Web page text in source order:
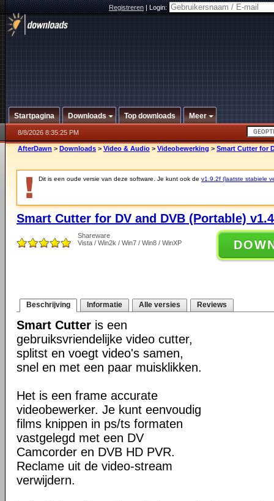
Registreren|Login:
Startpagina Downloads Top downloads Meer
8/8/2026 8:35:25 PM
AfterDawn > Downloads > Video & Audio > Videobewerking > Smart Cutter for
Dit is een oude versie van deze software. Je kunt ook de v1.9.2f (laatste stabiele
Smart Cutter for DV and DVB (Portable)
Shareware
Vista / Win2k / Win7 / Win8 / WinXP
Beschrijving Informatie Alle versies Reviews
Smart Cutter is een
gebruiksvriendelijke video cutter,
splitst en voegt video's samen,
snel en met een paar muisklikken.
Het is een frame accurate
videobewerker. Je kunt eenvoudig
films knippen in ps/ts formaten
vastgelegd met een DV
Camcorder en DVB HD PVR.
Reclame uit de video-stream
verwijdern.